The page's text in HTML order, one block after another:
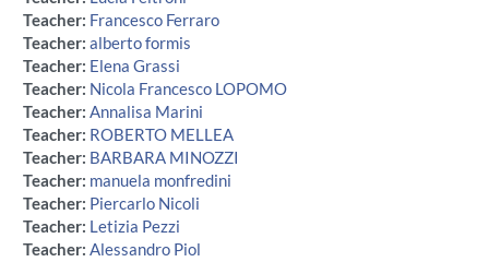
Teacher: Francesco Ferraro
Teacher: alberto formis
Teacher: Elena Grassi
Teacher: Nicola Francesco LOPOMO
Teacher: Annalisa Marini
Teacher: ROBERTO MELLEA
Teacher: BARBARA MINOZZI
Teacher: manuela monfredini
Teacher: Piercarlo Nicoli
Teacher: Letizia Pezzi
Teacher: Alessandro Piol